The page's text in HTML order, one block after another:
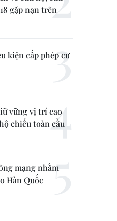
gặp nạn trên
kiện cấp phép cư
vững vị trí cao
chiếu toàn cầu
mạng nhằm
Hàn Quốc